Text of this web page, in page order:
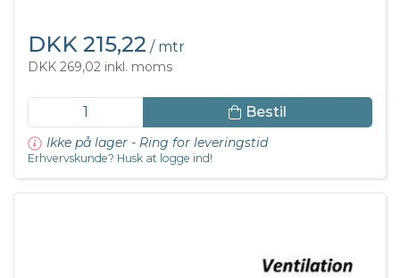
DKK 215,22 / mtr
DKK 269,02 inkl. moms
Bestil
Ikke på lager - Ring for leveringstid
Erhvervskunde? Husk at logge ind!